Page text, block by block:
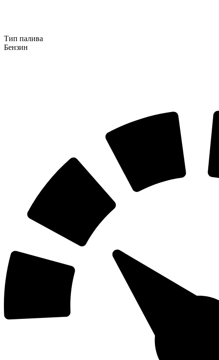
Тип палива
Бензин